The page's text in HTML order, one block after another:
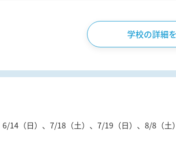
学校の詳細
14（日）、7/18（土）、7/19（日）、8/8（土